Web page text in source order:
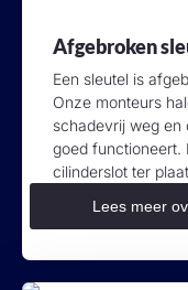
Afgebroken
Een sleutel is
Onze monteurs
schadevrij weg en
goed functioneert.
cilinderslot ter
Lees meer